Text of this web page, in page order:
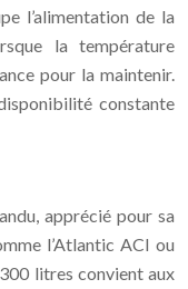
l’alimentation de la
la température
pour la maintenir.
constante
apprécié pour sa
l’Atlantic ACI ou
litres convient aux